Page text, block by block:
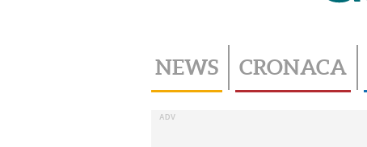
NEWS CRONACA